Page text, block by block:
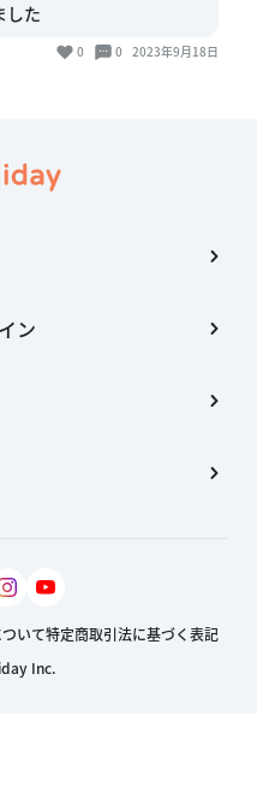
した
0 0 2023年9月18日
ン
いて特定商取引法に基づく表記
Inc.